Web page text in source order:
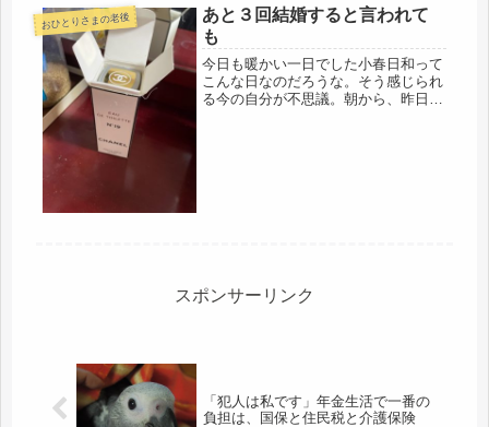
確認すると、治療が終わり、一件落着
になった時点で返送するようです。う
っ...
おひとりさまの老後
あと３回結婚すると言われて
も
今日も暖かい一日でした小春日和って
こんな日なのだろうな。そう感じられ
る今の自分が不思議。朝から、昨日、
スポンサーリンク
「犯人は私です」年金生活で一番の
負担は、国保と住民税と介護保険